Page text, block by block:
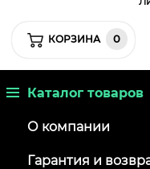
КОРЗИНА 0
Каталог товаров
О компании
Гарантия и